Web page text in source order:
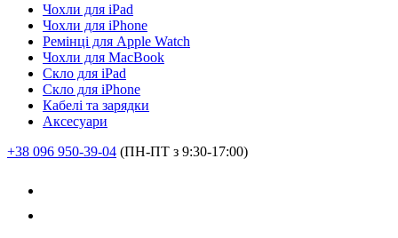
Чохли для iPad
Чохли для iPhone
Ремінці для Apple Watch
Чохли для MacBook
Скло для iPad
Скло для iPhone
Кабелі та зарядки
Аксесуари
+38 096 950-39-04 (ПН-ПТ з 9:30-17:00)